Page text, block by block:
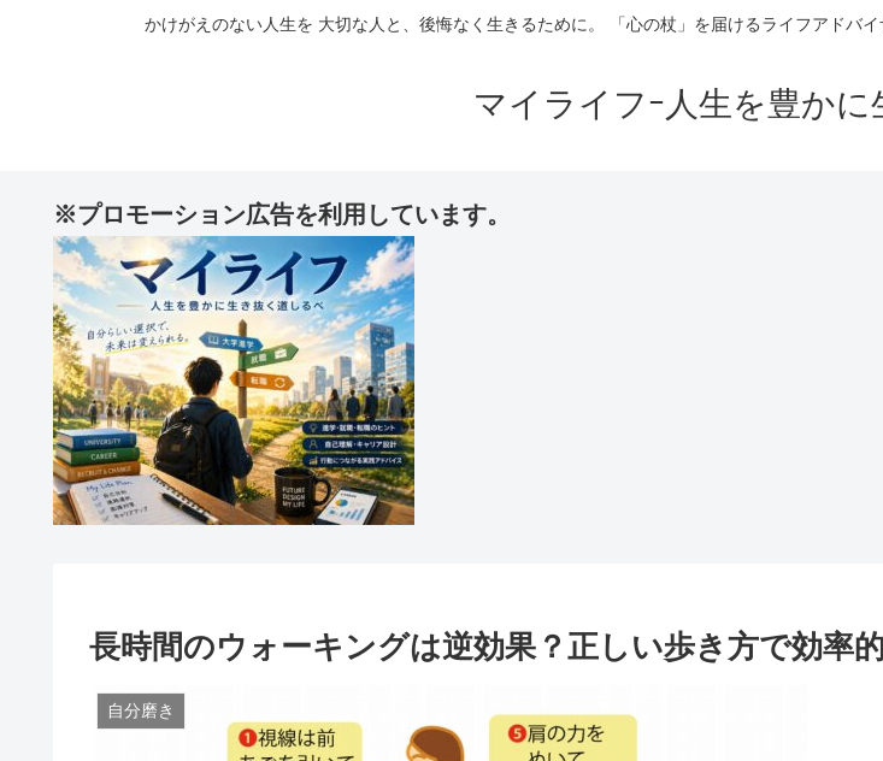
かけがえのない人生を 大切な人と、後悔なく生きるために。 「心の杖」を届けるライフアドバ
マイライフｰ人生を豊か
※プロモーション広告を利用しています。
長時間のウォーキングは逆効果？正しい歩き方で効率
自分磨き